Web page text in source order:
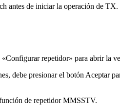
antes de iniciar la operación de
repetidor» para abrir la
debe presionar el botón Aceptar
de repetidor MMSSTV.